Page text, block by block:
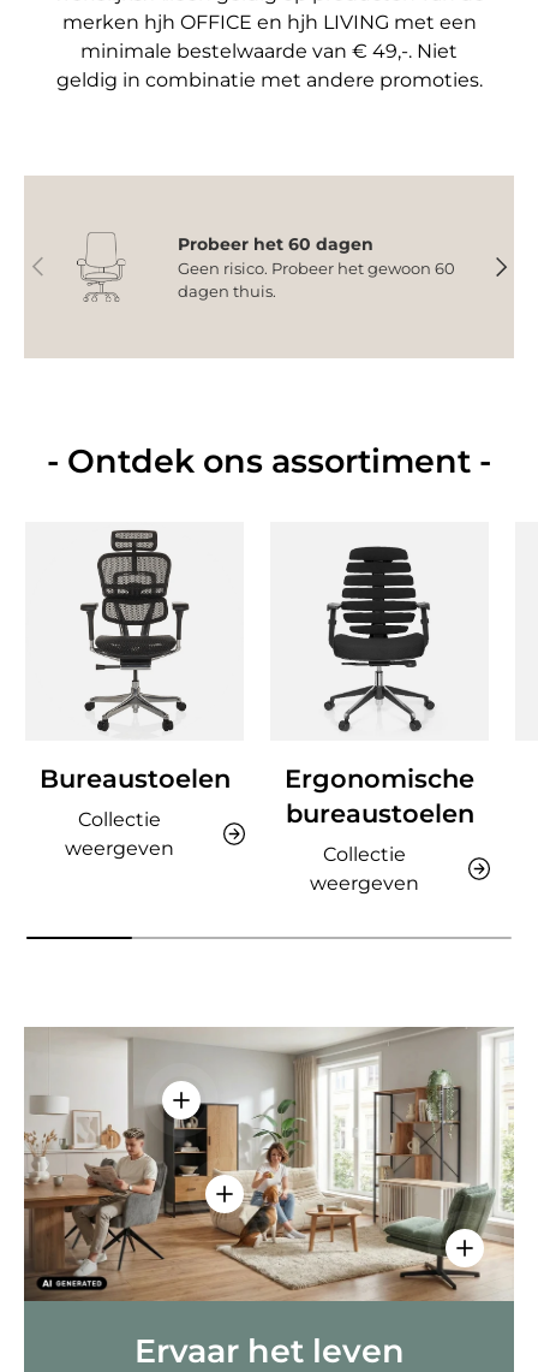
merken hjh OFFICE en hjh LIVING met een
minimale bestelwaarde van € 49,-. Niet
geldig in combinatie met andere promoties.
Vorige
Probeer het 60 dagen
Geen risico. Probeer het gewoon 60
dagen thuis.
- Ontdek ons assortiment -
Bureaustoelen
Collectie
weergeven
Ergonomische
bureaustoelen
Collectie
weergeven
Details
Details weergeven - AMIO H -
Details weergeven - Sitzolo 2 -
Ervaar het leven